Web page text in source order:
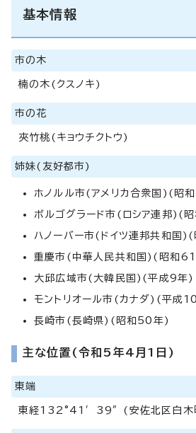
基本情報
市の木
楠の木(クスノキ)
市の花
夾竹桃(キョウチクトウ)
姉妹(友好都市)
ホノルル市(アメリカ合衆国)(昭
ボルゴグラード市(ロシア連邦)(
ハノーバー市(ドイツ連邦共和国
重慶市(中華人民共和国)(昭和
大邱広域市(大韓民国)(平成9年)
モントリオール市(カナダ)(平成
長崎市(長崎県)(昭和50年)
主な位置(令和5年4月1日)
東端
東経132°41′39″(安佐北区白木